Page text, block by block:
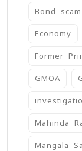
Bond scam
Economy
Former
GMOA
Mahinda
Mangala